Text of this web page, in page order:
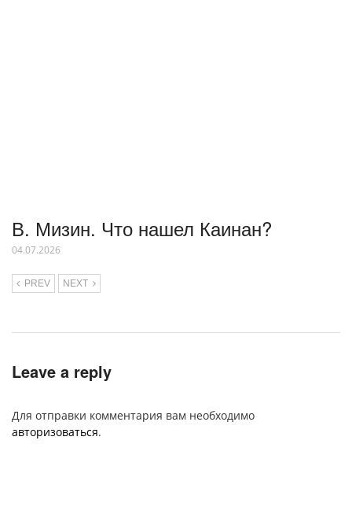
В. Мизин. Что нашел Каинан?
04.07.2026
PREV NEXT
Leave a reply
Для отправки комментария вам необходимо
авторизоваться.